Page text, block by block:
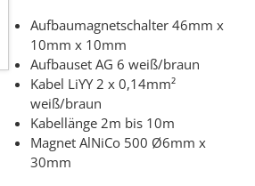
Aufbaumagnetschalter 46mm x
10mm x 10mm
Aufbauset AG 6 weiß/braun
Kabel LiYY 2 x 0,14mm²
weiß/braun
Kabellänge 2m bis 10m
Magnet AlNiCo 500 Ø6mm x
30mm